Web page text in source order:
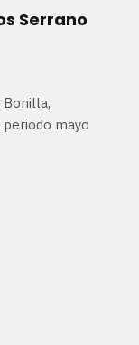
Serrano
Bonilla,
mayo